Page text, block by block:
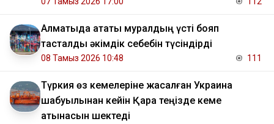
Алматыда атақты муралдың үсті бояп
тасталды әкімдік себебін түсіндірді
08 Тамыз 2026 10:48 111
Түркия өз кемелеріне жасалған Украина
шабуылынан кейін Қара теңізде кеме
қатынасын шектеді